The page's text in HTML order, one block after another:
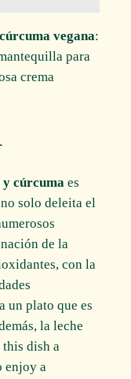
vegana:
para
crema.
y cúrcuma es
solo deleita el
de la
con la
un plato que es
la leche
dish a
enjoy a